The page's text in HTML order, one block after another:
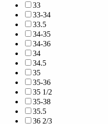
33
33-34
33.5
34-35
34-36
34
34.5
35
35-36
35 1/2
35-38
35.5
36 2/3